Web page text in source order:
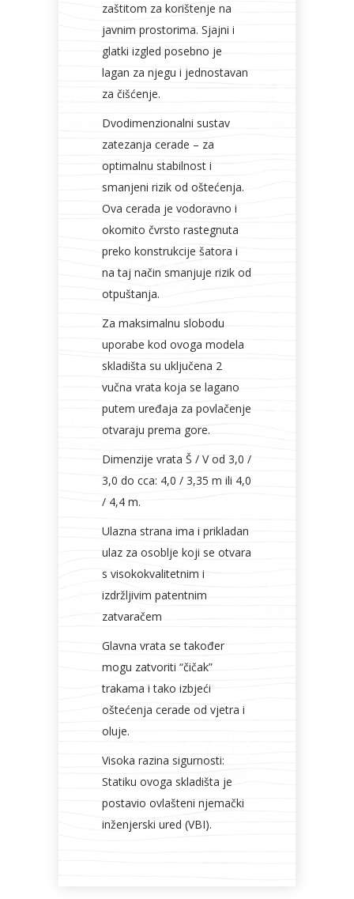
zaštitom za korištenje na
javnim prostorima. Sjajni i
glatki izgled posebno je
lagan za njegu i jednostavan
za čišćenje.
Dvodimenzionalni sustav
zatezanja cerade – za
optimalnu stabilnost i
smanjeni rizik od oštećenja.
Ova cerada je vodoravno i
okomito čvrsto rastegnuta
preko konstrukcije šatora i
na taj način smanjuje rizik od
otpuštanja.
Za maksimalnu slobodu
uporabe kod ovoga modela
skladišta su uključena 2
vučna vrata koja se lagano
putem uređaja za povlačenje
otvaraju prema gore.
Dimenzije vrata Š / V od 3,0 /
3,0 do cca: 4,0 / 3,35 m ili 4,0
/ 4,4 m.
Ulazna strana ima i prikladan
ulaz za osoblje koji se otvara
s visokokvalitetnim i
izdržljivim patentnim
zatvaračem
Glavna vrata se također
mogu zatvoriti “čičak”
trakama i tako izbjeći
oštećenja cerade od vjetra i
oluje.
Visoka razina sigurnosti:
Statiku ovoga skladišta je
postavio ovlašteni njemački
inženjerski ured (VBI).